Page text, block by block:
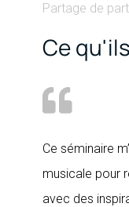
Partage de
Ce
Ce séminaire
musicale pour
avec des